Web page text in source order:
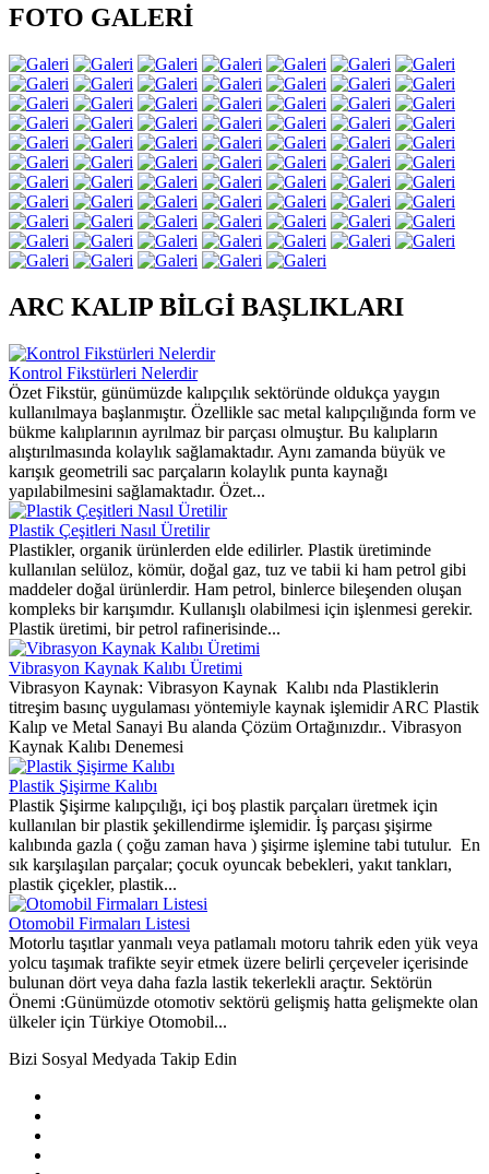
FOTO GALERİ
ARC KALIP BİLGİ BAŞLIKLARI
Kontrol Fikstürleri Nelerdir
Özet Fikstür, günümüzde kalıpçılık sektöründe oldukça yaygın
kullanılmaya başlanmıştır. Özellikle sac metal kalıpçılığında form ve
bükme kalıplarının ayrılmaz bir parçası olmuştur. Bu kalıpların
alıştırılmasında kolaylık sağlamaktadır. Aynı zamanda büyük ve
karışık geometrili sac parçaların kolaylık punta kaynağı
yapılabilmesini sağlamaktadır. Özet...
Plastik Çeşitleri Nasıl Üretilir
Plastikler, organik ürünlerden elde edilirler. Plastik üretiminde
kullanılan selüloz, kömür, doğal gaz, tuz ve tabii ki ham petrol gibi
maddeler doğal ürünlerdir. Ham petrol, binlerce bileşenden oluşan
kompleks bir karışımdır. Kullanışlı olabilmesi için işlenmesi gerekir.
Plastik üretimi, bir petrol rafinerisinde...
Vibrasyon Kaynak Kalıbı Üretimi
Vibrasyon Kaynak: Vibrasyon Kaynak Kalıbı nda Plastiklerin
titreşim basınç uygulaması yöntemiyle kaynak işlemidir ARC Plastik
Kalıp ve Metal Sanayi Bu alanda Çözüm Ortağınızdır.. Vibrasyon
Kaynak Kalıbı Denemesi
Plastik Şişirme Kalıbı
Plastik Şişirme kalıpçılığı, içi boş plastik parçaları üretmek için
kullanılan bir plastik şekillendirme işlemidir. İş parçası şişirme
kalıbında gazla ( çoğu zaman hava ) şişirme işlemine tabi tutulur. En
sık karşılaşılan parçalar; çocuk oyuncak bebekleri, yakıt tankları,
plastik çiçekler, plastik...
Otomobil Firmaları Listesi
Motorlu taşıtlar yanmalı veya patlamalı motoru tahrik eden yük veya
yolcu taşımak trafikte seyir etmek üzere belirli çerçeveler içerisinde
bulunan dört veya daha fazla lastik tekerlekli araçtır. Sektörün
Önemi :Günümüzde otomotiv sektörü gelişmiş hatta gelişmekte olan
ülkeler için Türkiye Otomobil...
Bizi Sosyal Medyada Takip Edin